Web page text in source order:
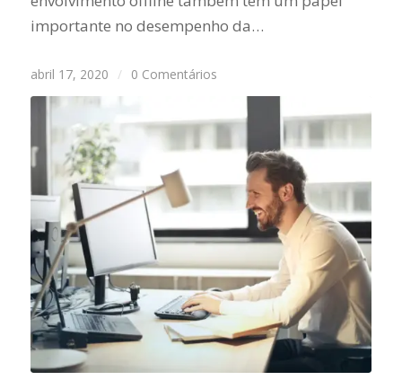
importante no desempenho da…
abril 17, 2020 / 0 Comentários